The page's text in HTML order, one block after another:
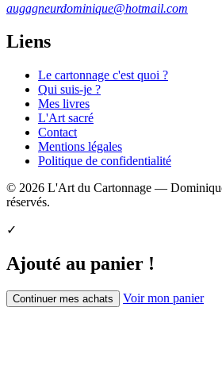
augagneurdominique@hotmail.com
Liens
Le cartonnage c'est quoi ?
Qui suis-je ?
Mes livres
L'Art sacré
Contact
Mentions légales
Politique de confidentialité
© 2026 L'Art du Cartonnage —
réservés.
✓
Ajouté au panier !
Continuer mes achats Voir mon panier